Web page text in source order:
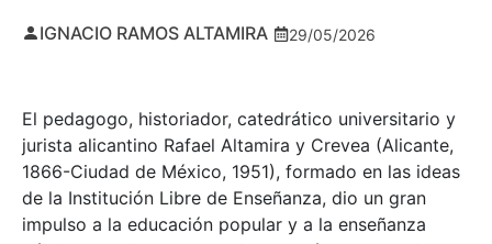
IGNACIO RAMOS ALTAMIRA 29/05/2026
El pedagogo, historiador, catedrático universitario y
jurista alicantino Rafael Altamira y Crevea (Alicante,
1866-Ciudad de México, 1951), formado en las ideas
de la Institución Libre de Enseñanza, dio un gran
impulso a la educación popular y a la enseñanza